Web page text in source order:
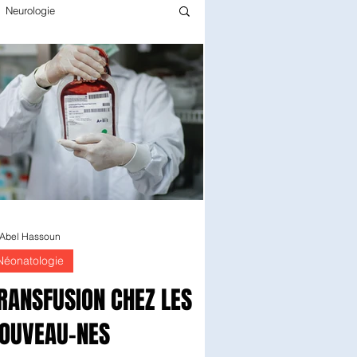
Neurologie
Infectiologie Gériatrie
Pédiatrie
Chirurgie Epidémiologie
CHEZ LES
NES
Hassoun